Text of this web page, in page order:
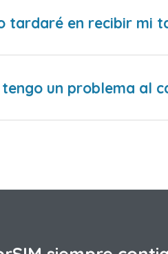
tardaré en recibir mi
tengo un problema al